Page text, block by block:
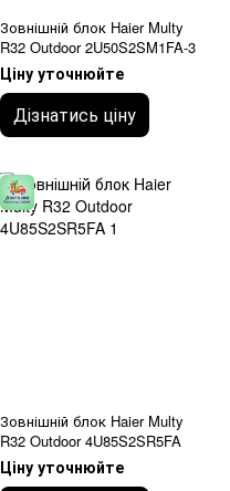
Зовнішній блок Haier Multy
R32 Outdoor 2U50S2SM1FA-3
Ціну уточнюйте
Дізнатись ціну
Зовнішній блок Haier Multy
R32 Outdoor 4U85S2SR5FA
Ціну уточнюйте